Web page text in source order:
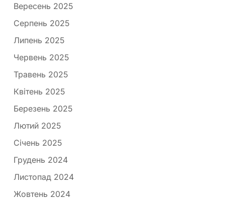
Вересень 2025
Серпень 2025
Липень 2025
Червень 2025
Травень 2025
Квітень 2025
Березень 2025
Лютий 2025
Січень 2025
Грудень 2024
Листопад 2024
Жовтень 2024